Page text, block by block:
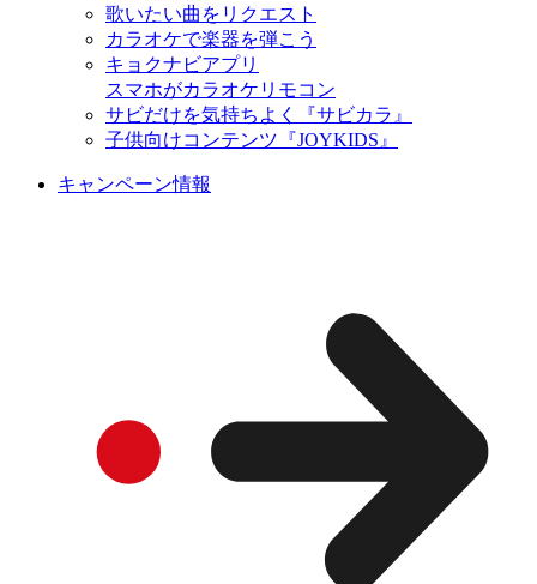
歌いたい曲をリクエスト
カラオケで楽器を弾こう
キョクナビアプリ
スマホがカラオケリモコン
サビだけを気持ちよく『サビカラ』
子供向けコンテンツ『JOYKIDS』
キャンペーン情報